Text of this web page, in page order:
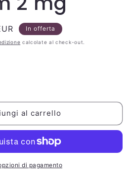
In offerta
calcolate al check-out.
al carrello
di pagamento